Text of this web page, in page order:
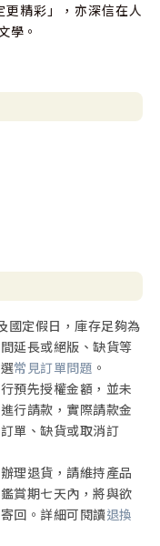
精彩」，亦深信在人
學。
國定假日，庫存足夠為
延長或絕版、缺貨等
常見訂單問題 。
預先授權金額，並未
行請款，實際請款金
單、缺貨或取消訂
理退貨，請維持產品
賞期七天內，將與欲
回。詳細可閱讀退換